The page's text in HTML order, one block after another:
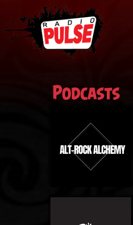
Podcasts